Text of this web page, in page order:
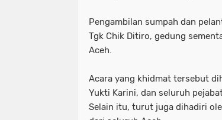
Pengambilan sumpah dan
Tgk Chik Ditiro, gedung
Aceh.
Acara yang khidmat tersebut
Yukti Karini, dan seluruh
Selain itu, turut juga dihadiri